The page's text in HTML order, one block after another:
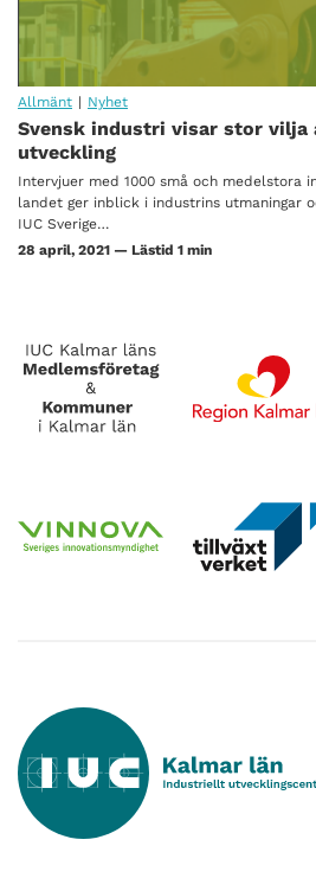
Allmänt | Nyhet
Svensk industri visar stor vilja
utveckling
Intervjuer med 1000 små och medelstora
landet ger inblick i industrins utmaningar
IUC Sverige…
28 april, 2021 — Lästid 1 min